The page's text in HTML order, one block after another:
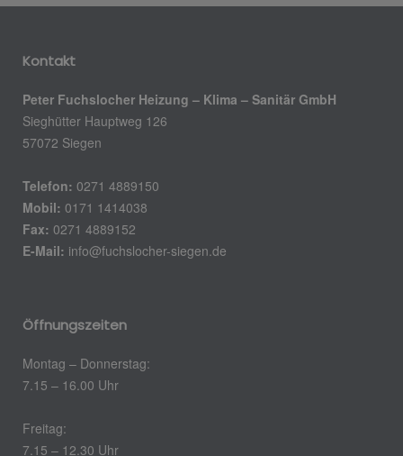
Kontakt
Peter Fuchslocher Heizung – Klima – Sanitär GmbH
Sieghütter Hauptweg 126
57072 Siegen
Telefon: 0271 4889150
Mobil: 0171 1414038
Fax: 0271 4889152
E-Mail: info@fuchslocher-siegen.de
Öffnungszeiten
Montag – Donnerstag:
7.15 – 16.00 Uhr
Freitag:
7.15 – 12.30 Uhr